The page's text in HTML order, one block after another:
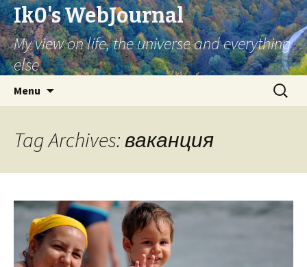
Ik0's WebJournal
My view on life, the universe and everything
else
Menu
Search
for:
Tag Archives: ваканция